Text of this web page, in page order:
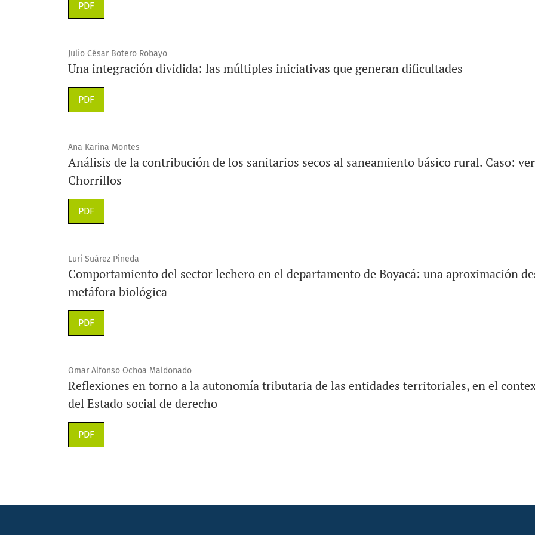
PDF
Julio César Botero Robayo
Una integración dividida: las múltiples iniciativas que generan dificultades
PDF
Ana Karina Montes
Análisis de la contribución de los sanitarios secos al saneamiento básico rural. Caso:
Chorrillos
PDF
Luri Suárez Pineda
Comportamiento del sector lechero en el departamento de Boyacá: una aproximación
metáfora biológica
PDF
Omar Alfonso Ochoa Maldonado
Reflexiones en torno a la autonomía tributaria de las entidades territoriales, en el
del Estado social de derecho
PDF